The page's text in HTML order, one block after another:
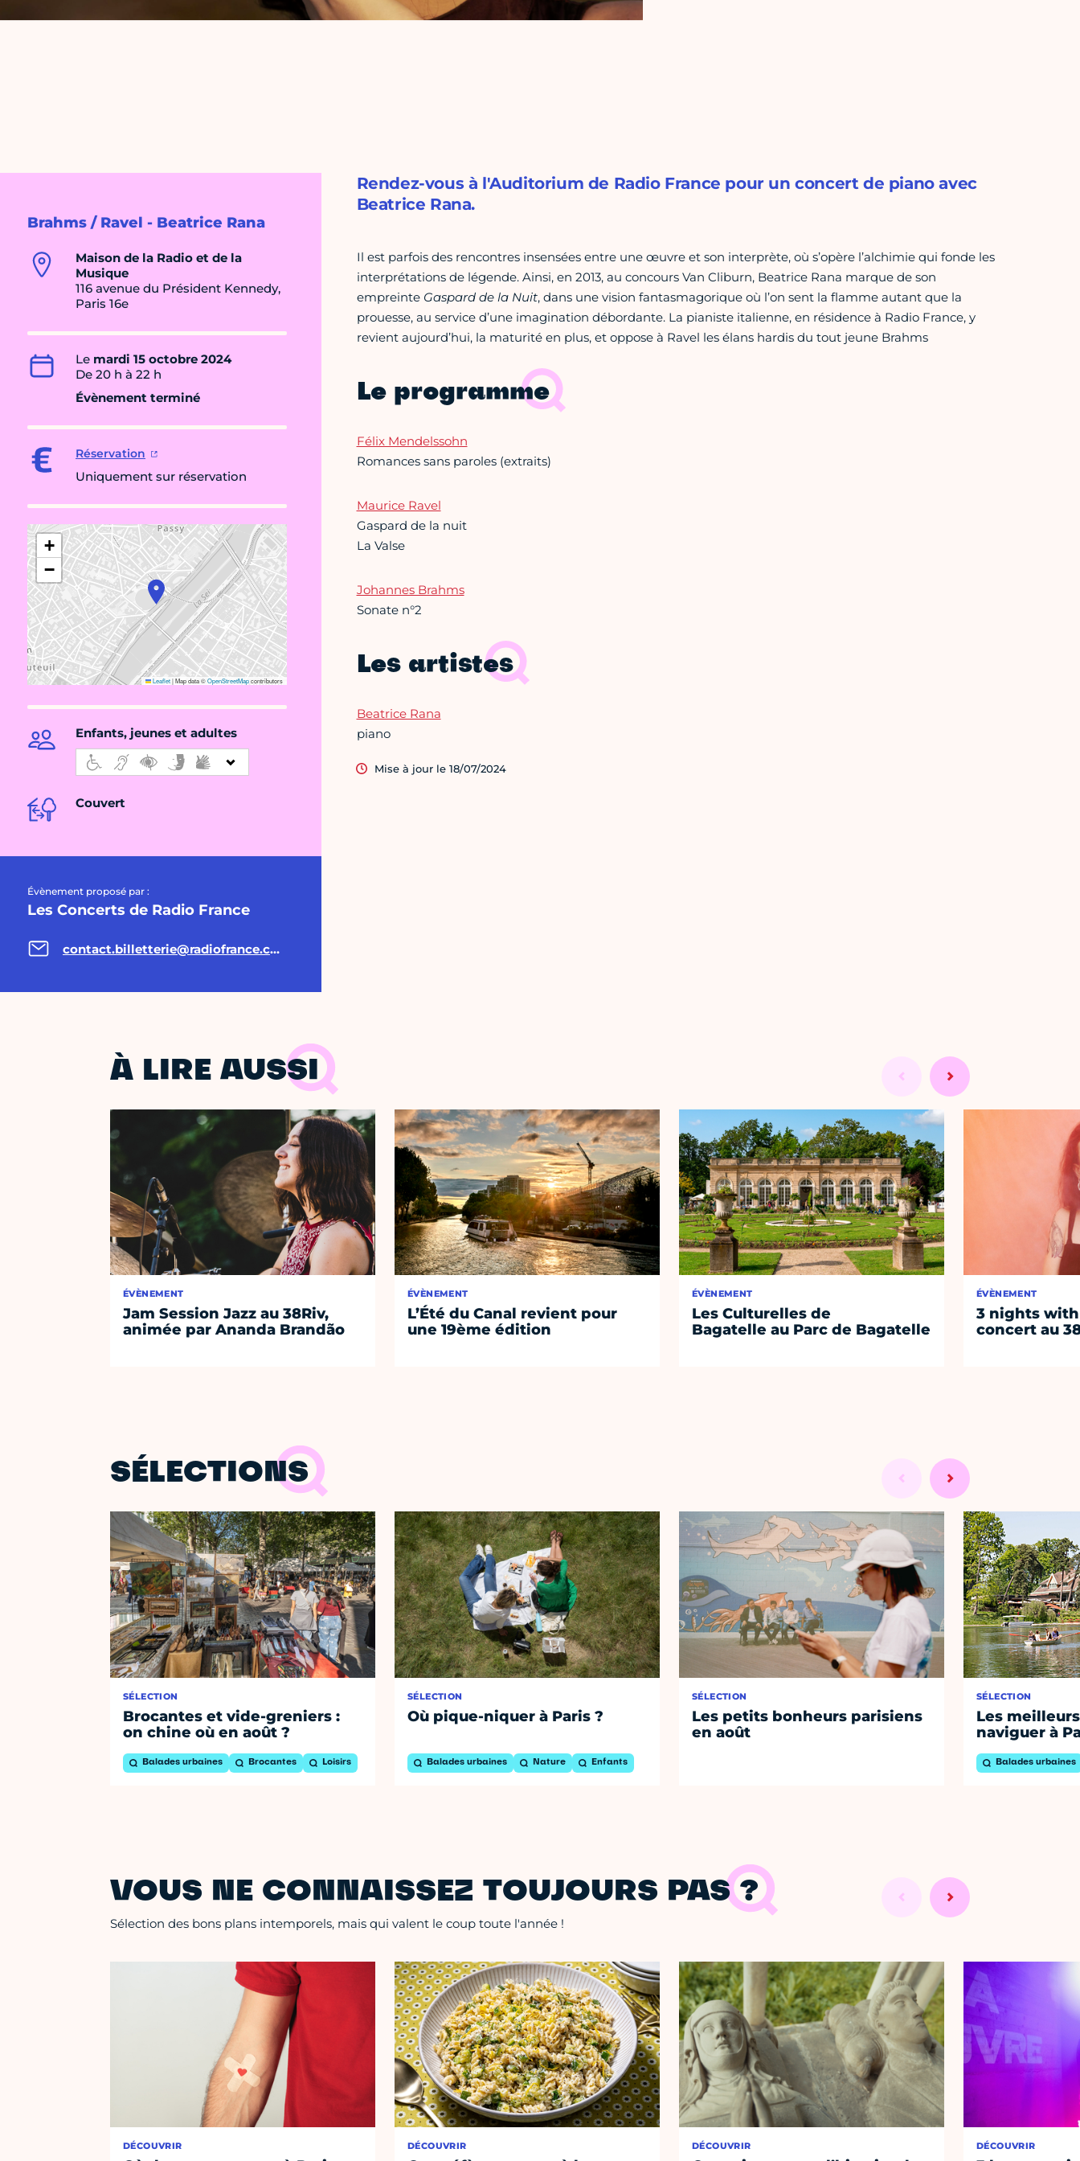
Brahms / Ravel - Beatrice Rana
Maison de la Radio et de la
Musique
116 avenue du Président Kennedy,
Paris 16e
Le mardi 15 octobre 2024
De 20 h à 22 h
Évènement terminé
Réservation
Uniquement sur réservation
+
−
Leaflet|Map data ©OpenStreetMapcontributors
Enfants, jeunes et adultes
Couvert
Évènement proposé par :
Les Concerts de Radio France
contact.billetterie@radiofrance.com
Rendez-vous à l'Auditorium de Radio France pour un concert de piano avec
Beatrice Rana.
Il est parfois des rencontres insensées entre une œuvre et son interprète, où s’opère l’alchimie qui fonde les
interprétations de légende. Ainsi, en 2013, au concours Van Cliburn, Beatrice Rana marque de son
empreinte Gaspard de la Nuit, dans une vision fantasmagorique où l’on sent la flamme autant que la
prouesse, au service d’une imagination débordante. La pianiste italienne, en résidence à Radio France, y
revient aujourd’hui, la maturité en plus, et oppose à Ravel les élans hardis du tout jeune Brahms
Le programme
Félix Mendelssohn
Romances sans paroles (extraits)
Maurice Ravel
Gaspard de la nuit
La Valse
Johannes Brahms
Sonate n°2
Les artistes
Beatrice Rana
piano
Mise à jour le 18/07/2024
À LIRE AUSSI
ÉVÈNEMENT
Jam Session Jazz au 38Riv,
animée par Ananda Brandão
ÉVÈNEMENT
L’Été du Canal revient pour
une 19ème édition
ÉVÈNEMENT
Les Culturelles de
Bagatelle au Parc de Bagatelle
ÉVÈNEMENT
3 nights with
concert au
SÉLECTIONS
SÉLECTION
Brocantes et vide-greniers :
on chine où en août ?
Balades urbaines Brocantes Loisirs
SÉLECTION
Où pique-niquer à Paris ?
Balades urbaines Nature Enfants
SÉLECTION
Les petits bonheurs parisiens
en août
SÉLECTION
Les
naviguer à
Balades urbaines
VOUS NE CONNAISSEZ TOUJOURS PAS ?
Sélection des bons plans intemporels, mais qui valent le coup toute l'année !
DÉCOUVRIR DÉCOUVRIR DÉCOUVRIR DÉCOUVRIR